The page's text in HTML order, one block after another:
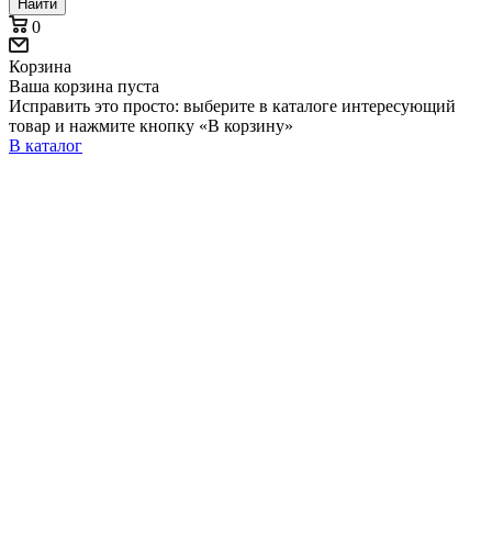
Найти
0
Корзина
Ваша корзина пуста
Исправить это просто: выберите в каталоге интересующий
товар и нажмите кнопку «В корзину»
В каталог